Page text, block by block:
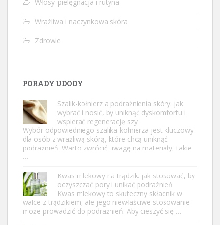
Włosy: pielęgnacja i rutyna
Wrażliwa i naczynkowa skóra
Zdrowie
PORADY UDODY
Szalik-kołnierz a podrażnienia skóry: jak
wybrać i nosić, by uniknąć dyskomfortu i
wspierać regenerację szyi
Wybór odpowiedniego szalika-kołnierza jest kluczowy
dla osób z wrażliwą skórą, które chcą uniknąć
podrażnień. Warto zwrócić uwagę na materiały, takie
…
Kwas mlekowy na trądzik: jak stosować, by
oczyszczać pory i unikać podrażnień
Kwas mlekowy to skuteczny składnik w
walce z trądzikiem, ale jego niewłaściwe stosowanie
może prowadzić do podrażnień. Aby cieszyć się …